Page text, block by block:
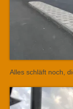
Alles schläft noch,